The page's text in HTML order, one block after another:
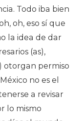
Todo iba bien
oh, eso sí que
la idea de dar
(as),
otorgan permiso
no es el
a revisar
lo mismo